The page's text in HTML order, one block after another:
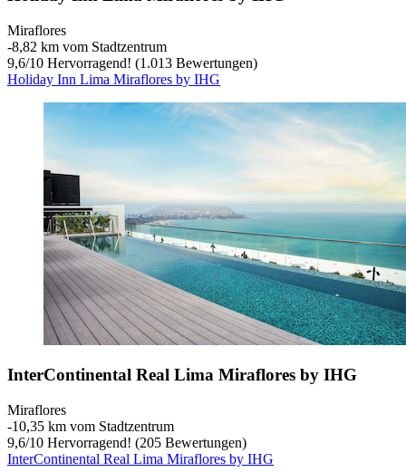
Miraflores
‐8,82 km vom Stadtzentrum
9,6/10 Hervorragend! (1.013 Bewertungen)
Holiday Inn Lima Miraflores by IHG
InterContinental Real Lima Miraflores by IHG
Miraflores
‐10,35 km vom Stadtzentrum
9,6/10 Hervorragend! (205 Bewertungen)
InterContinental Real Lima Miraflores by IHG